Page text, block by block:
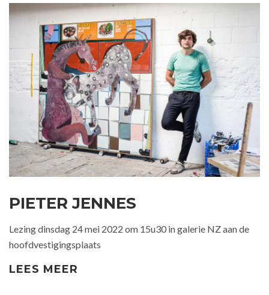
PIETER JENNES
Lezing dinsdag 24 mei 2022 om 15u30 in galerie NZ aan de
hoofdvestigingsplaats
LEES MEER